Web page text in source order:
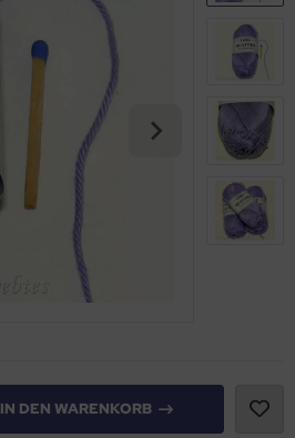
IN DEN WARENKORB